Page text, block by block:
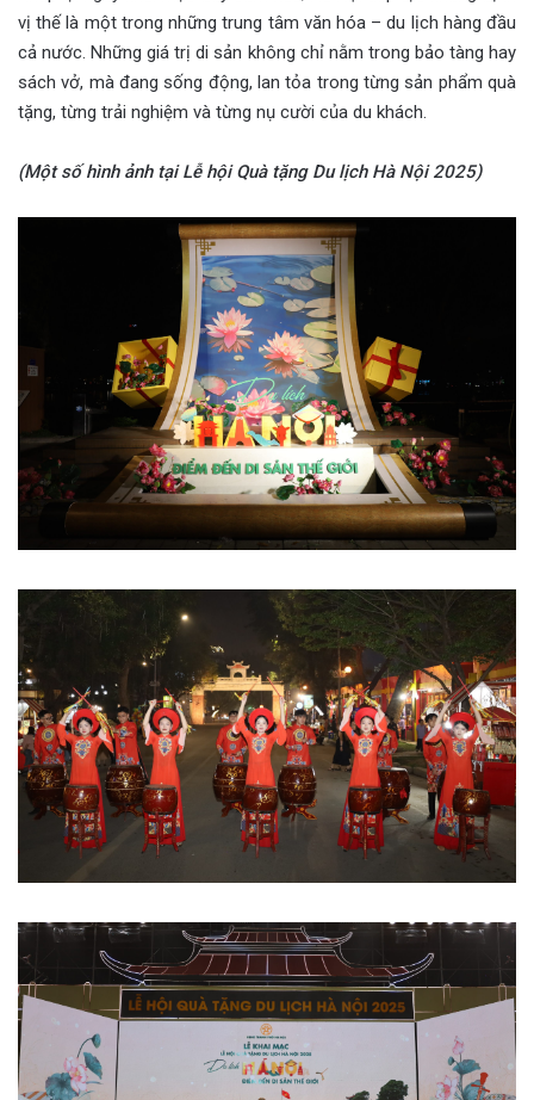
vị thế là một trong những trung tâm văn hóa – du lịch hàng đầu
cả nước. Những giá trị di sản không chỉ nằm trong bảo tàng hay
sách vở, mà đang sống động, lan tỏa trong từng sản phẩm quà
tặng, từng trải nghiệm và từng nụ cười của du khách.
(Một số hình ảnh tại Lễ hội Quà tặng Du lịch Hà Nội 2025)